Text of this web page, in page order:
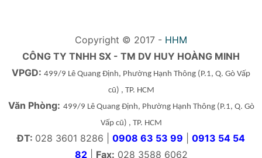
Copyright © 2017 - HHM
CÔNG TY TNHH SX - TM DV HUY HOÀNG MINH
VPGD: 499/9 Lê Quang Định, Phường Hạnh Thông (P.1, Q. Gò Vấp
cũ) , TP. HCM
Văn Phòng: 499/9 Lê Quang Định, Phường Hạnh Thông(P.1, Q. Gò
Vấp cũ) , TP. HCM
ĐT: 028 3601 8286 | 0908 63 53 99
0913 54 54
82| Fax: 028 3588 6062